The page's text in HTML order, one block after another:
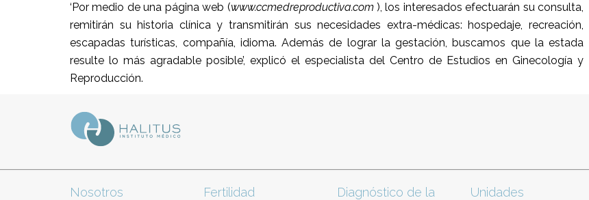
‘Por medio de una página web (www.ccmedreproductiva.com), los interesados efectuarán su consulta,
remitirán su historia clínica y transmitirán sus necesidades extra-médicas: hospedaje, recreación,
escapadas turísticas, compañía, idioma. Además de lograr la gestación, buscamos que la estada
resulte lo más agradable posible’, explicó el especialista del Centro de Estudios en Ginecología y
Reproducción.
Nosotros Fertilidad
Diagnóstico de la
Unidades